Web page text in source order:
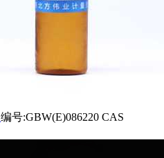
编号:GBW(E)086220 CAS